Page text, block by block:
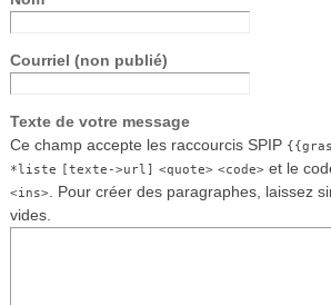
Courriel (non publié)
Texte de votre message
Ce champ accepte les raccourcis SPIP
*liste [texte->url] <quote> <code>et le
<ins>. Pour créer des paragraphes, laissez
vides.